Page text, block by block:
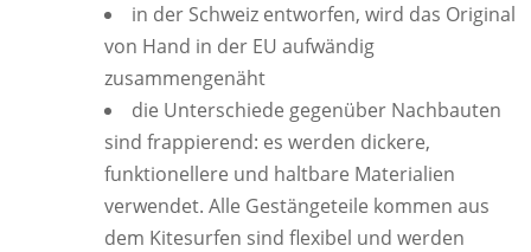
in der Schweiz entworfen, wird das Original
von Hand in der EU aufwändig
zusammengenäht
die Unterschiede gegenüber Nachbauten
sind frappierend: es werden dickere,
funktionellere und haltbare Materialien
verwendet. Alle Gestängeteile kommen aus
dem Kitesurfen sind flexibel und werden